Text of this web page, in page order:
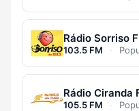
Rádio Sorriso
103.5 FM ·
Rádio Ciranda
105.5 FM ·